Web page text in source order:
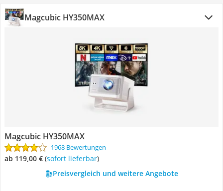
Magcubic HY350MAX
Magcubic HY350MAX
1968 Bewertungen
ab 119,00 € ( Sofort lieferbar)
Preisvergleich und weitere Angebote